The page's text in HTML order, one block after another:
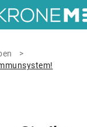
>